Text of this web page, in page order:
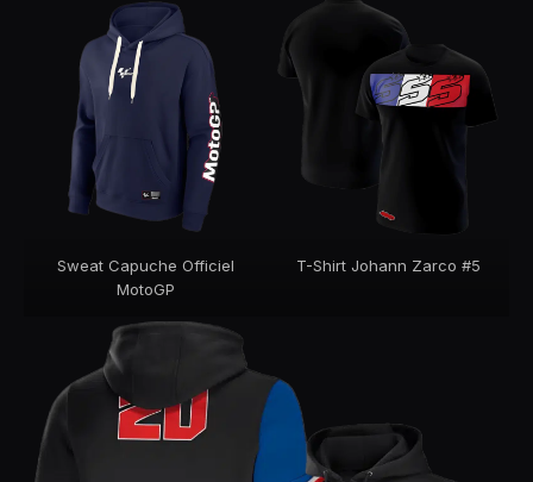
Sweat Capuche Officiel
MotoGP
T-Shirt Johann Zarco #5